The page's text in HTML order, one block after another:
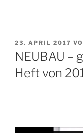
VERÖFFENTLICHT
AM
23. APRIL 2017
NEUBAU –
Heft von